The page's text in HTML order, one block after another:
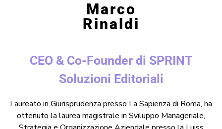
Marco
Rinaldi
CEO & Co-Founder di SPRINT
Soluzioni Editoriali
Laureato in Giurisprudenza presso La Sapienza di Roma, ha
ottenuto la laurea magistrale in Sviluppo Manageriale,